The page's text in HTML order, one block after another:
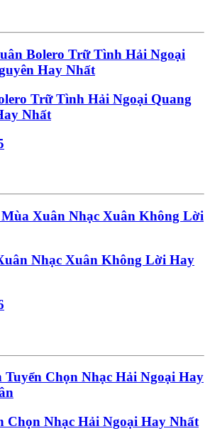
Trữ Tình Hải Ngoại Quang
Nhất
Nhạc Xuân Không Lời Hay
Chọn Nhạc Hải Ngoại Hay Nhất